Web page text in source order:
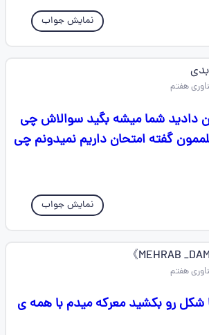
نمایش جواب
دادید شما میشه بگید سوالاش چی
گفته امتحان داریم نمیدونم چی
نمایش جواب
شکل رو بکشید معرکه میدم با همه ی